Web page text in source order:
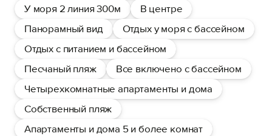
У моря 2 линия 300м
В центре
Панорамный вид
Отдых у моря с бассейном
Отдых с питанием и бассейном
Песчаный пляж
Все включено с бассейном
Четырехкомнатные апартаменты и дома
Собственный пляж
Апартаменты и дома 5 и более комнат